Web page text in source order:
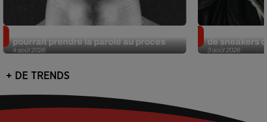
4 août 2026
pourrait prendre la parole au procès
3 août 2026
de sneakers
+ DE TRENDS